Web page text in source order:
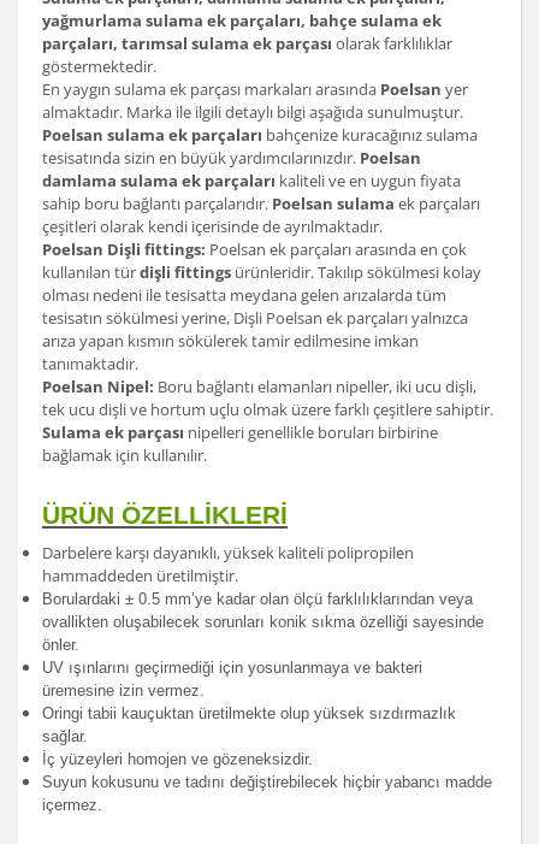
yağmurlama sulama ek parçaları, bahçe sulama ek
parçaları, tarımsal sulama ek parçası olarak farklılıklar
göstermektedir.
En yaygın sulama ek parçası markaları arasında Poelsan yer
almaktadır. Marka ile ilgili detaylı bilgi aşağıda sunulmuştur.
Poelsan sulama ek parçaları bahçenize kuracağınız sulama
tesisatında sizin en büyük yardımcılarınızdır. Poelsan
damlama sulama ek parçaları kaliteli ve en uygun fiyata
sahip boru bağlantı parçalarıdır. Poelsan sulama ek parçaları
çeşitleri olarak kendi içerisinde de ayrılmaktadır.
Poelsan Dişli fittings: Poelsan ek parçaları arasında en çok
kullanılan türdişli fittings ürünleridir. Takılıp sökülmesi kolay
olması nedeni ile tesisatta meydana gelen arızalarda tüm
tesisatın sökülmesi yerine, Dişli Poelsan ek parçaları yalnızca
arıza yapan kısmın sökülerek tamir edilmesine imkan
tanımaktadır.
Poelsan Nipel: Boru bağlantı elamanları nipeller, iki ucu dişli,
tek ucu dişli ve hortum uçlu olmak üzere farklı çeşitlere sahiptir.
Sulama ek parçası nipelleri genellikle boruları birbirine
bağlamak için kullanılır.
ÜRÜN ÖZELLİKLERİ
Darbelere karşı dayanıklı, yüksek kaliteli polipropilen
hammaddeden üretilmiştir.
Borulardaki ± 0.5 mm’ye kadar olan ölçü farklılıklarından veya
ovallikten oluşabilecek sorunları konik sıkma özelliği sayesinde
önler.
UV ışınlarını geçirmediği için yosunlanmaya ve bakteri
üremesine izin vermez.
Oringi tabii kauçuktan üretilmekte olup yüksek sızdırmazlık
sağlar.
İç yüzeyleri homojen ve gözeneksizdir.
Suyun kokusunu ve tadını değiştirebilecek hiçbir yabancı madde
içermez.